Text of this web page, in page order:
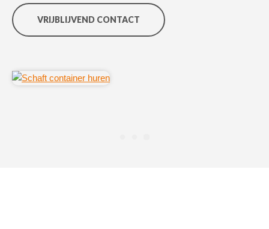
VRIJBLIJVEND CONTACT